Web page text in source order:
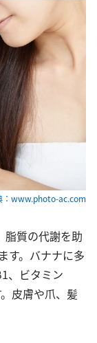
：www.photo-ac.com
脂質の代謝を助
す。バナナに多
、ビタミン
皮膚や爪、髪